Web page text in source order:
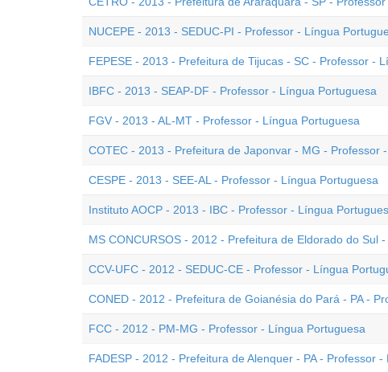
NUCEPE - 2013 - SEDUC-PI - Professor - Língua
FEPESE - 2013 - Prefeitura de Tijucas - SC - Professor -
IBFC - 2013 - SEAP-DF - Professor - Língua Portuguesa
FGV - 2013 - AL-MT - Professor - Língua Portuguesa
COTEC - 2013 - Prefeitura de Japonvar - MG - Professor
CESPE - 2013 - SEE-AL - Professor - Língua Portuguesa
Instituto AOCP - 2013 - IBC - Professor - Língua
MS CONCURSOS - 2012 - Prefeitura de Eldorado do Sul
CCV-UFC - 2012 - SEDUC-CE - Professor - Língua
CONED - 2012 - Prefeitura de Goianésia do Pará - PA -
FCC - 2012 - PM-MG - Professor - Língua Portuguesa
FADESP - 2012 - Prefeitura de Alenquer - PA - Professor